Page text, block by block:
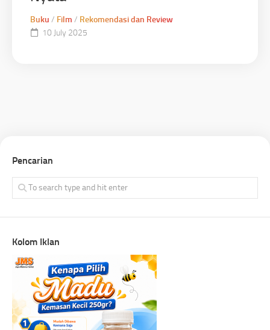
Buku / Film / Rekomendasi dan Review
10 July 2025
Pencarian
Kolom Iklan